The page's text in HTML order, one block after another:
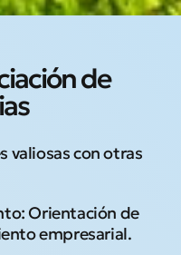
de
valiosas con otras
Orientación de
empresarial.